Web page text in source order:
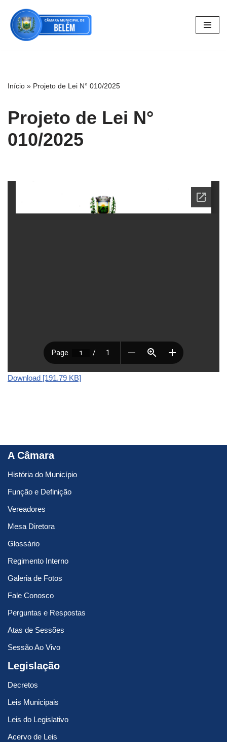
Pular
para
Início » Projeto de Lei N° 010/2025
Projeto de Lei N°
010/2025
Download [191.79 KB]
A Câmara
História do Município
Função e Definição
Vereadores
Mesa Diretora
Glossário
Regimento Interno
Galeria de Fotos
Fale Conosco
Perguntas e Respostas
Atas de Sessões
Sessão Ao Vivo
Legislação
Decretos
Leis Municipais
Leis do Legislativo
Acervo de Leis